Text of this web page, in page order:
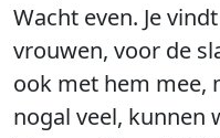
Wacht even. Je
vrouwen, voor de
ook met hem mee,
nogal veel, kunnen